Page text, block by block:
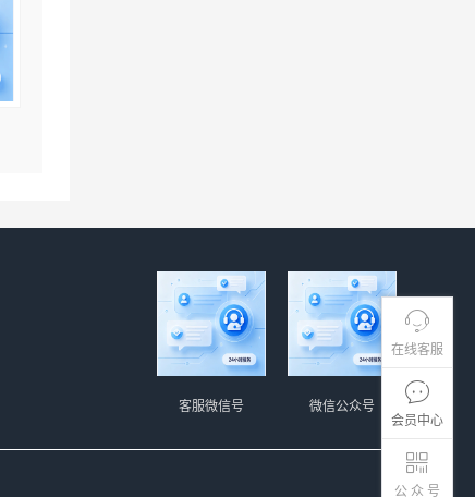
在线客服
会员中心
公 众 号
微信公众号
客服微信号